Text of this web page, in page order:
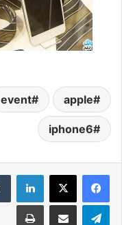
apple
event
iphone6
لينكدإن